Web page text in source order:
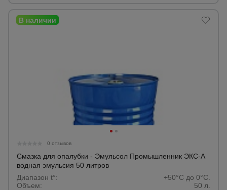
0 отзывов
Смазка для опалубки - Эмульсол Промышленник ЭКС-А
водная эмульсия 50 литров
Диапазон t°:
+50°C до 0°C.
Объем:
50 л.
Сварочные